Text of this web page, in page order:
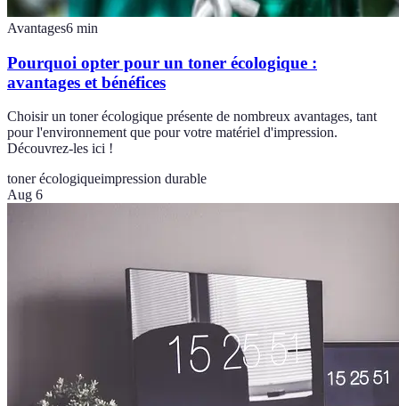
Avantages6 min
Pourquoi opter pour un toner écologique :
avantages et bénéfices
Choisir un toner écologique présente de nombreux avantages, tant
pour l'environnement que pour votre matériel d'impression.
Découvrez-les ici !
toner écologiqueimpression durable
Aug 6